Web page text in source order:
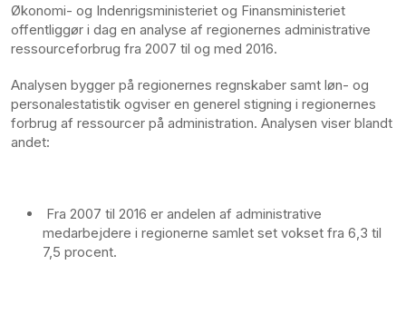
Økonomi- og Indenrigsministeriet og Finansministeriet
offentliggør i dag en analyse af regionernes administrative
ressourceforbrug fra 2007 til og med 2016.
Analysen bygger på regionernes regnskaber samt løn- og
personalestatistik ogviser en generel stigning i regionernes
forbrug af ressourcer på administration. Analysen viser blandt
andet:
Fra 2007 til 2016 er andelen af administrative
medarbejdere i regionerne samlet set vokset fra 6,3 til
7,5 procent.